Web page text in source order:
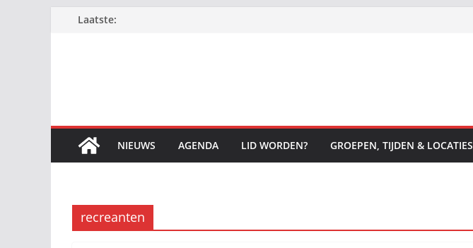
Laatste:
NIEUWS AGENDA LID WORDEN? GROEPEN, TIJDEN & LOCATIES
recreanten